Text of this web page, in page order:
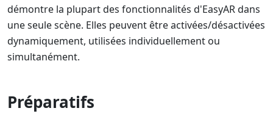
démontre la plupart des fonctionnalités d'EasyAR dans
une seule scène. Elles peuvent être activées/désactivées
dynamiquement, utilisées individuellement ou
simultanément.
Préparatifs